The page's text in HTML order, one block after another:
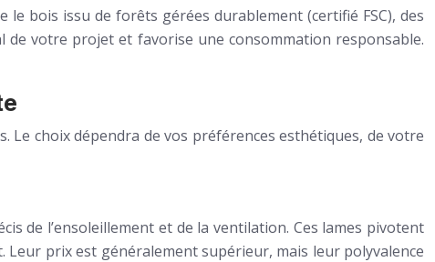
bois issu de forêts gérées durablement (certifié FSC), des
de votre projet et favorise une consommation responsable.
choix dépendra de vos préférences esthétiques, de votre
de l’ensoleillement et de la ventilation. Ces lames pivotent
prix est généralement supérieur, mais leur polyvalence